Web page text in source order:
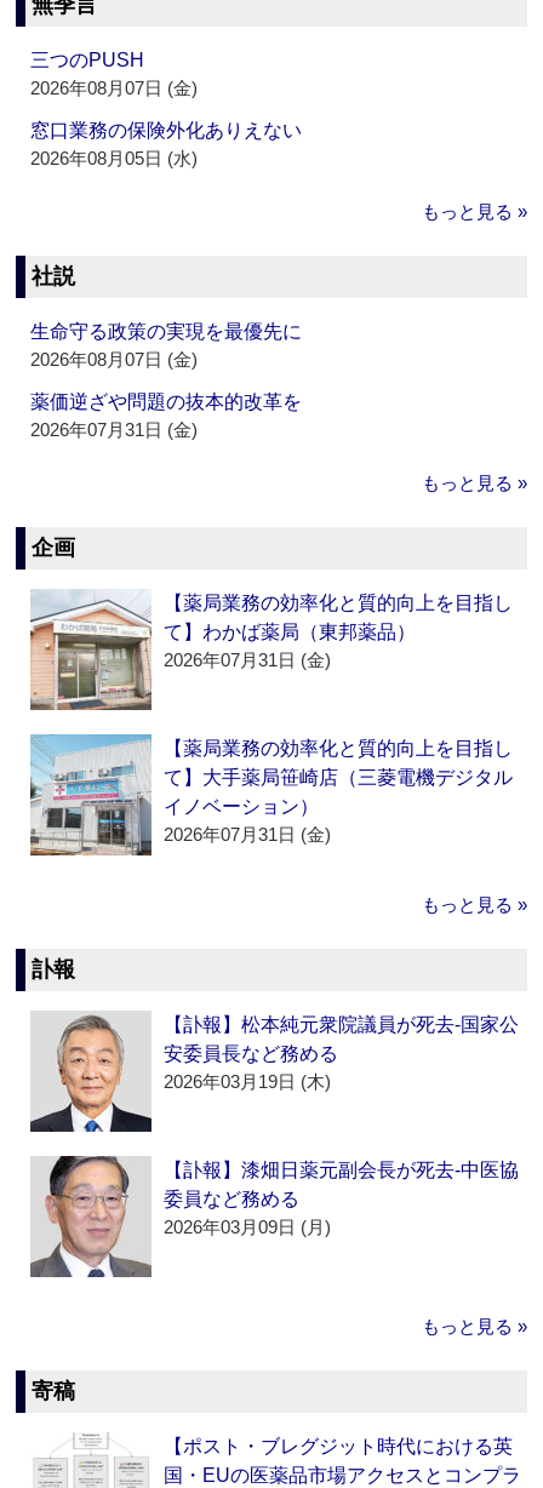
無季言
三つのPUSH
2026年08月07日 (金)
窓口業務の保険外化ありえない
2026年08月05日 (水)
もっと見る »
社説
生命守る政策の実現を最優先に
2026年08月07日 (金)
薬価逆ざや問題の抜本的改革を
2026年07月31日 (金)
もっと見る »
企画
【薬局業務の効率化と質的向上を目指し
て】わかば薬局（東邦薬品）
2026年07月31日 (金)
【薬局業務の効率化と質的向上を目指し
て】大手薬局笹崎店（三菱電機デジタル
イノベーション）
2026年07月31日 (金)
もっと見る »
訃報
【訃報】松本純元衆院議員が死去‐国家公
安委員長など務める
2026年03月19日 (木)
【訃報】漆畑日薬元副会長が死去‐中医協
委員など務める
2026年03月09日 (月)
もっと見る »
寄稿
【ポスト・ブレグジット時代における英
国・EUの医薬品市場アクセスとコンプラ